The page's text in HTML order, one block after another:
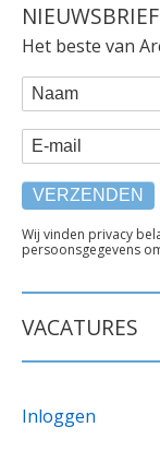
NIEUWSBRIEF
Het beste van
WEBFORM
Naam
E-mail
TEKST
ONDER
Wij vinden privacy
persoonsgegevens
VACATURES
Inloggen